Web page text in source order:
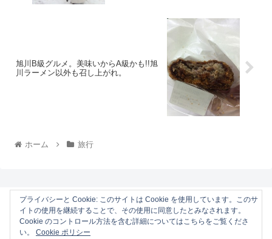
旭川B級グルメ。美味いからA級かも!!旭
川ラーメン以外も召し上がれ。
ホーム 旅行
らいふらいぶ-LifeLive-
プライバシーと Cookie: このサイトは Cookie を使用しています。このサ
イトの使用を継続することで、その使用に同意したとみなされます。
Cookie のコントロール方法を含む詳細についてはこちらをご覧くださ
い。 Cookie ポリシー